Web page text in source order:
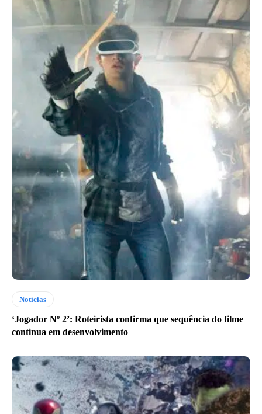
Notícias
‘Jogador Nº 2’: Roteirista confirma que sequência do filme
continua em desenvolvimento